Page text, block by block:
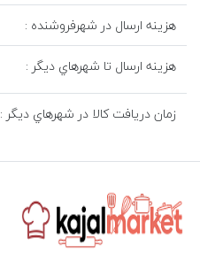
هزينه ارسال در شهرفروشنده :
هزينه ارسال تا شهرهاي ديگر :
زمان دريافت کالا در شهرهاي ديگر :